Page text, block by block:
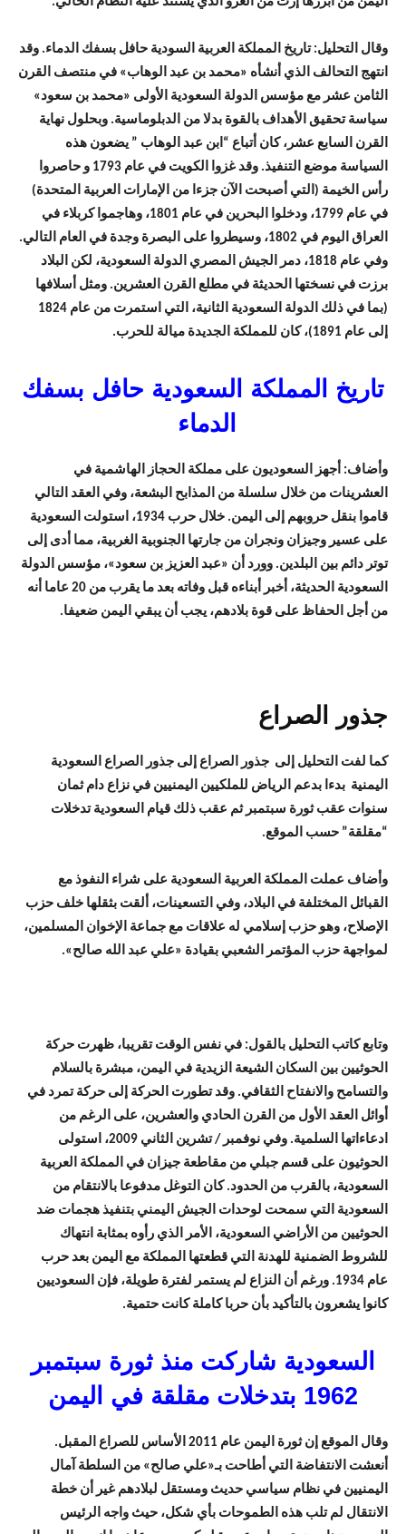
وقال التحليل: تاريخ المملكة العربية السودية حافل بسفك الدماء. وقد
انتهج التحالف الذي أنشأه «محمد بن عبد الوهاب» في منتصف القرن
الثامن عشر مع مؤسس الدولة السعودية الأولى «محمد بن سعود»
سياسة تحقيق الأهداف بالقوة بدلا من الدبلوماسية. وبحلول نهاية
القرن السابع عشر، كان أتباع “ابن عبد الوهاب ” يضعون هذه
السياسة موضع التنفيذ. وقد غزوا الكويت في عام 1793 و حاصروا
رأس الخيمة (التي أصبحت الآن جزءا من الإمارات العربية المتحدة)
في عام 1799، ودخلوا البحرين في عام 1801، وهاجموا كربلاء في
العراق اليوم في 1802، وسيطروا على البصرة وجدة في العام التالي.
وفي عام 1818، دمر الجيش المصري الدولة السعودية، لكن البلاد
برزت في نسختها الحديثة في مطلع القرن العشرين. ومثل أسلافها
(بما في ذلك الدولة السعودية الثانية، التي استمرت من عام 1824
إلى عام 1891)، كان للمملكة الجديدة ميالة للحرب.
تاريخ المملكة السعودية حافل بسفك
الدماء
وأضاف: أجهز السعوديون على مملكة الحجاز الهاشمية في
العشرينات من خلال سلسلة من المذابح البشعة، وفي العقد التالي
قاموا بنقل حروبهم إلى اليمن. خلال حرب 1934، استولت السعودية
على عسير وجيزان ونجران من جارتها الجنوبية الغربية، مما أدى إلى
توتر دائم بين البلدين. وورد أن «عبد العزيز بن سعود»، مؤسس الدولة
السعودية الحديثة، أخبر أبناءه قبل وفاته بعد ما يقرب من 20 عاما أنه
من أجل الحفاظ على قوة بلادهم، يجب أن يبقي اليمن ضعيفا.
جذور الصراع
كما لفت التحليل إلى جذور الصراع إلى جذور الصراع السعودية
اليمنية بدءا بدعم الرياض للملكيين اليمنيين في نزاع دام ثمان
سنوات عقب ثورة سبتمبر ثم عقب ذلك قيام السعودية تدخلات
“مقلقة” حسب الموقع.
وأضاف عملت المملكة العربية السعودية على شراء النفوذ مع
القبائل المختلفة في البلاد، وفي التسعينات، ألقت بثقلها خلف حزب
الإصلاح، وهو حزب إسلامي له علاقات مع جماعة الإخوان المسلمين،
لمواجهة حزب المؤتمر الشعبي بقيادة «علي عبد الله صالح».
وتابع كاتب التحليل بالقول: في نفس الوقت تقريبا، ظهرت حركة
الحوثيين بين السكان الشيعة الزيدية في اليمن، مبشرة بالسلام
والتسامح والانفتاح الثقافي. وقد تطورت الحركة إلى حركة تمرد في
أوائل العقد الأول من القرن الحادي والعشرين، على الرغم من
ادعاءاتها السلمية. وفي نوفمبر / تشرين الثاني 2009، استولى
الحوثيون على قسم جبلي من مقاطعة جيزان في المملكة العربية
السعودية، بالقرب من الحدود. كان التوغل مدفوعا بالانتقام من
السعودية التي سمحت لوحدات الجيش اليمني بتنفيذ هجمات ضد
الحوثيين من الأراضي السعودية، الأمر الذي رأوه بمثابة انتهاك
للشروط الضمنية للهدنة التي قطعتها المملكة مع اليمن بعد حرب
عام 1934. ورغم أن النزاع لم يستمر لفترة طويلة، فإن السعوديين
كانوا يشعرون بالتأكيد بأن حربا كاملة كانت حتمية.
السعودية شاركت منذ ثورة سبتمبر
1962 بتدخلات مقلقة في اليمن
وقال الموقع إن ثورة اليمن عام 2011 الأساس للصراع المقبل.
أنعشت الانتفاضة التي أطاحت بـ«علي صالح» من السلطة آمال
اليمنيين في نظام سياسي حديث ومستقل لبلادهم غير أن خطة
الانتقال لم تلب هذه الطموحات بأي شكل، حيث واجه الرئيس